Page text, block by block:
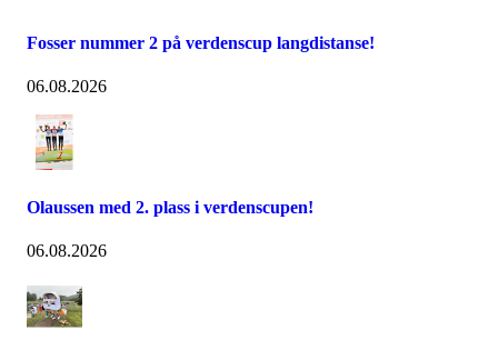
Fosser nummer 2 på verdenscup langdistanse!
06.08.2026
Olaussen med 2. plass i verdenscupen!
06.08.2026